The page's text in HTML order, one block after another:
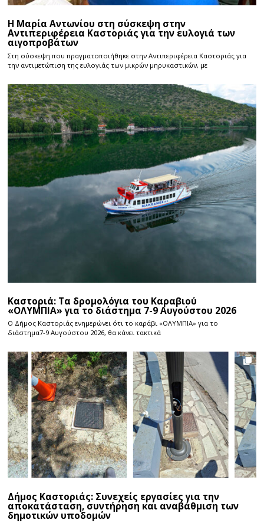
Η Μαρία Αντωνίου στη σύσκεψη στην
Αντιπεριφέρεια Καστοριάς για την ευλογιά των
αιγοπροβάτων
Στη σύσκεψη που πραγματοποιήθηκε στην Αντιπεριφέρεια Καστοριάς για
την αντιμετώπιση της ευλογιάς των μικρών μηρυκαστικών, με
Καστοριά: Τα δρομολόγια του Καραβιού
«ΟΛΥΜΠΙΑ» για το διάστημα 7-9 Αυγούστου 2026
Ο Δήμος Καστοριάς ενημερώνει ότι το καράβι «ΟΛΥΜΠΙΑ» για το
διάστημα7-9 Αυγούστου 2026, θα κάνει τακτικά
Δήμος Καστοριάς: Συνεχείς εργασίες για την
αποκατάσταση, συντήρηση και αναβάθμιση των
δημοτικών υποδομών